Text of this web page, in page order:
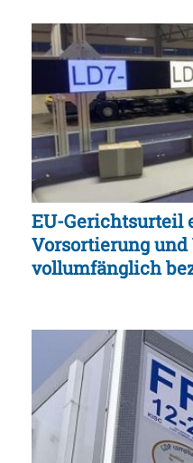
EU-Gerichtsurteil
Vorsortierung und
vollumfänglich